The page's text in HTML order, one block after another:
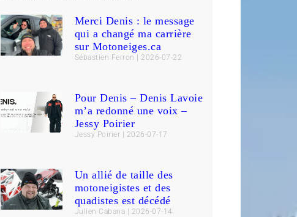
Merci Denis : le message
qui a changé ma carrière
sur Motoneiges.ca
Sébastien Ferron 2026-07-22
Pour Denis – Denis Lavoie
m’a redonné une voix –
Jessy Poirier
Jessy Poirier 2026-07-17
Un allié de taille des
motoneigistes et des
quadistes est décédé
Julien Cabana 2026-07-14